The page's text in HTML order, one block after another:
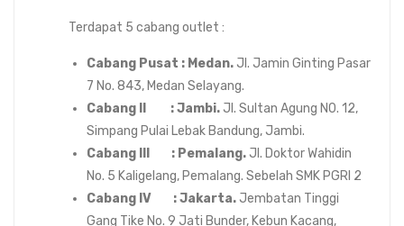
Terdapat 5 cabang outlet :
Cabang Pusat : Medan. Jl. Jamin Ginting Pasar
7 No. 843, Medan Selayang.
Cabang II : Jambi. Jl. Sultan Agung N0. 12,
Simpang Pulai Lebak Bandung, Jambi.
Cabang III : Pemalang. Jl. Doktor Wahidin
No. 5 Kaligelang, Pemalang. Sebelah SMK PGRI 2
Cabang IV : Jakarta. Jembatan Tinggi
Gang Tike No. 9 Jati Bunder, Kebun Kacang,